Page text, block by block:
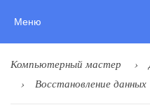
Меню
Компьютерный мастер
Восстановление данных